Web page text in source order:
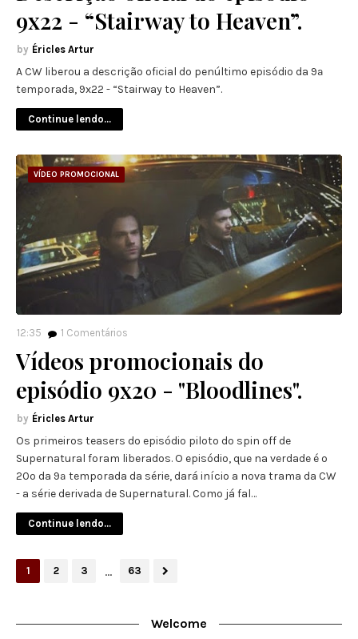
9x22 - “Stairway to Heaven”.
Éricles Artur
A CW liberou a descrição oficial do penúltimo episódio da 9ª
temporada, 9x22 - “Stairway to Heaven”.
Continue lendo...
VÍDEO PROMOCIONAL
12:35 1 Comentários
Vídeos promocionais do
episódio 9x20 - "Bloodlines".
Éricles Artur
Os primeiros teasers do episódio piloto do spin off de
Supernatural foram liberados. O episódio, que na verdade é o
20º da 9ª temporada da série, dará início a nova trama da CW
- a série derivada de Supernatural. Como já fal…
Continue lendo...
1 2 3 ... 63
Welcome